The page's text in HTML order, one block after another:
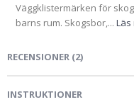
Väggklistermärken för
barns rum. Skogsbor,... Läs
RECENSIONER (2)
INSTRUKTIONER